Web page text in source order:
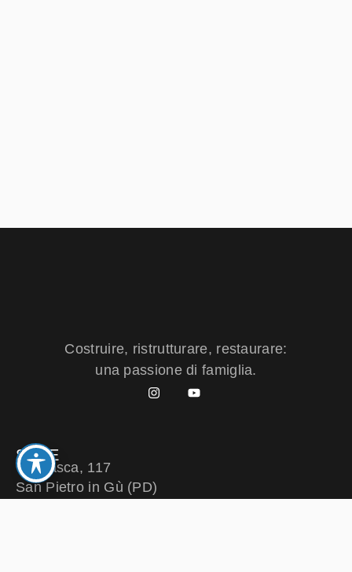
Costruire, ristrutturare, restaurare:
una passione di famiglia.
SEDE
Via Tasca, 117
San Pietro in Gù (PD)